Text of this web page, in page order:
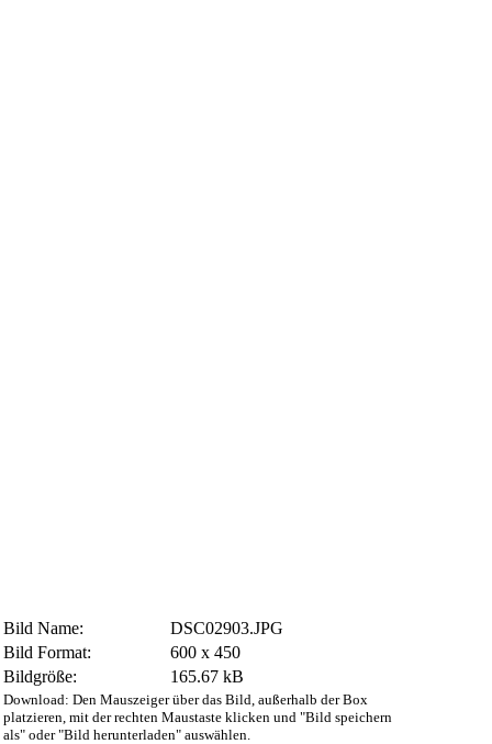
Bild Name:
DSC02903.JPG
Bild Format:
600 x 450
Bildgröße:
165.67 kB
Download: Den Mauszeiger über das Bild, außerhalb der Box
platzieren, mit der rechten Maustaste klicken und "Bild speichern
als" oder "Bild herunterladen" auswählen.